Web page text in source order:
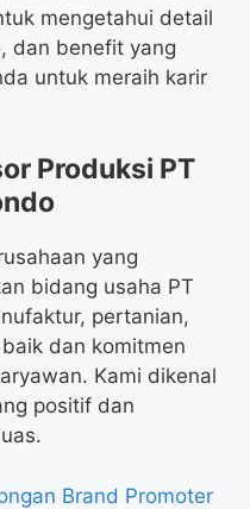
mengetahui detail
dan benefit yang
untuk meraih karir
Produksi PT
yang
bidang usaha PT
pertanian,
dan komitmen
Kami dikenal
positif dan
Brand Promoter